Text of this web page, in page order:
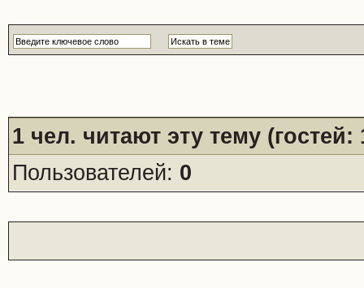
1чел. читают эту тему
Пользователей: 0